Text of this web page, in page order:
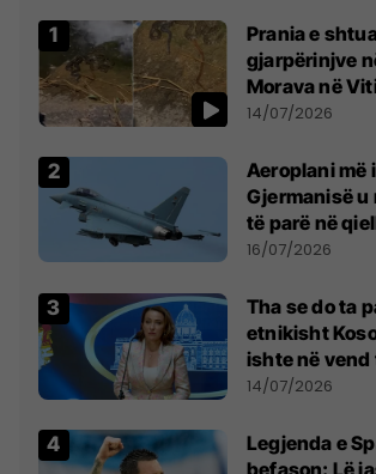
Prania e
gjarpërinjve
Morava në
kujdes nga
14/07/2026
Aeroplani më
Gjermanisë u
të parë në
16/07/2026
Tha se do ta
etnikisht
ishte në vend
Millosheviqit,
kërkon
14/07/2026
Legjenda e
befason: Lë